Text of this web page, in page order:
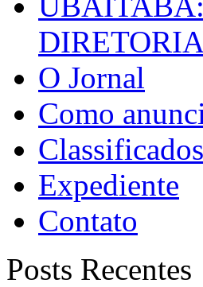
O Jornal
Como
Classificados
Expediente
Contato
Posts Recentes